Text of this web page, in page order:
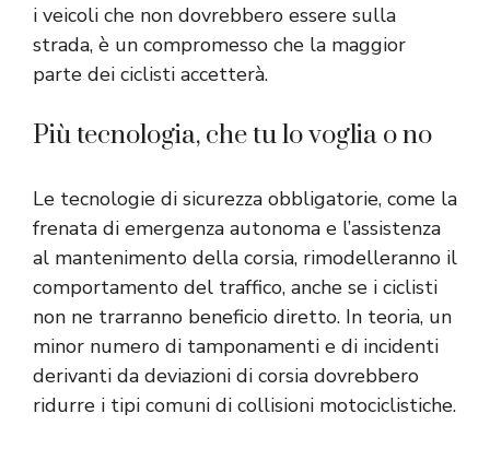
i veicoli che non dovrebbero essere sulla
strada, è un compromesso che la maggior
parte dei ciclisti accetterà.
Più tecnologia, che tu lo voglia o no
Le tecnologie di sicurezza obbligatorie, come la
frenata di emergenza autonoma e l’assistenza
al mantenimento della corsia, rimodelleranno il
comportamento del traffico, anche se i ciclisti
non ne trarranno beneficio diretto. In teoria, un
minor numero di tamponamenti e di incidenti
derivanti da deviazioni di corsia dovrebbero
ridurre i tipi comuni di collisioni motociclistiche.